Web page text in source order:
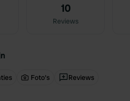
10
Reviews
Foto's Reviews